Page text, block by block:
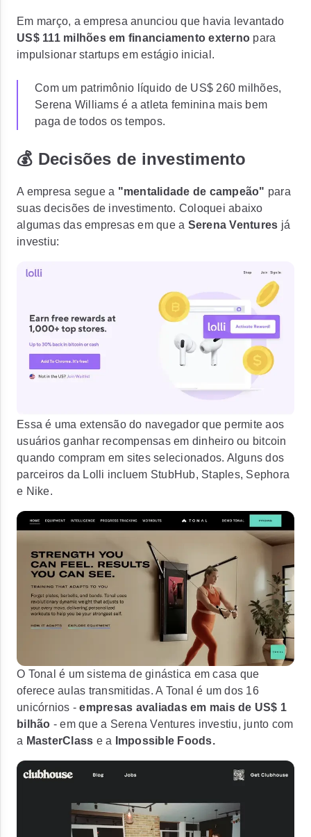
Em março, a empresa anunciou que havia levantado
US$ 111 milhões em financiamento externo para
impulsionar startups em estágio inicial.
Com um patrimônio líquido de US$ 260 milhões,
Serena Williams é a atleta feminina mais bem
paga de todos os tempos.
💰 Decisões de investimento
A empresa segue a "mentalidade de campeão" para
suas decisões de investimento. Coloquei abaixo
algumas das empresas em que a Serena Ventures já
investiu:
Essa é uma extensão do navegador que permite aos
usuários ganhar recompensas em dinheiro ou bitcoin
quando compram em sites selecionados. Alguns dos
parceiros da Lolli incluem StubHub, Staples, Sephora
e Nike.
O Tonal é um sistema de ginástica em casa que
oferece aulas transmitidas. A Tonal é um dos 16
unicórnios - empresas avaliadas em mais de US$ 1
bilhão - em que a Serena Ventures investiu, junto com
a MasterClass e a Impossible Foods.